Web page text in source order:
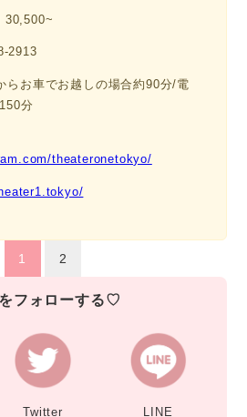
30,500~
2913
らお車でお越しの場合約90分/電
分
theateronetokyo/
1 2
フォローする♡
Twitter LINE